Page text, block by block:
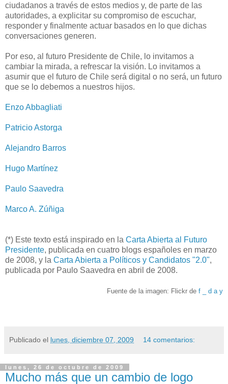
ciudadanos a través de estos medios y, de parte de las
autoridades, a explicitar su compromiso de escuchar,
responder y finalmente actuar basados en lo que dichas
conversaciones generen.
Por eso, al futuro Presidente de Chile, lo invitamos a
cambiar la mirada, a refrescar la visión. Lo invitamos a
asumir que el futuro de Chile será digital o no será, un futuro
que se lo debemos a nuestros hijos.
Enzo Abbagliati
Patricio Astorga
Alejandro Barros
Hugo Martínez
Paulo Saavedra
Marco A. Zúñiga
(*) Este texto está inspirado en la Carta Abierta al Futuro
Presidente, publicada en cuatro blogs españoles en marzo
de 2008, y la Carta Abierta a Políticos y Candidatos "2.0",
publicada por Paulo Saavedra en abril de 2008.
Fuente de la imagen: Flickr de f _ d a y
Publicado el lunes, diciembre 07, 2009 14 comentarios:
lunes, 26 de octubre de 2009
Mucho más que un cambio de logo